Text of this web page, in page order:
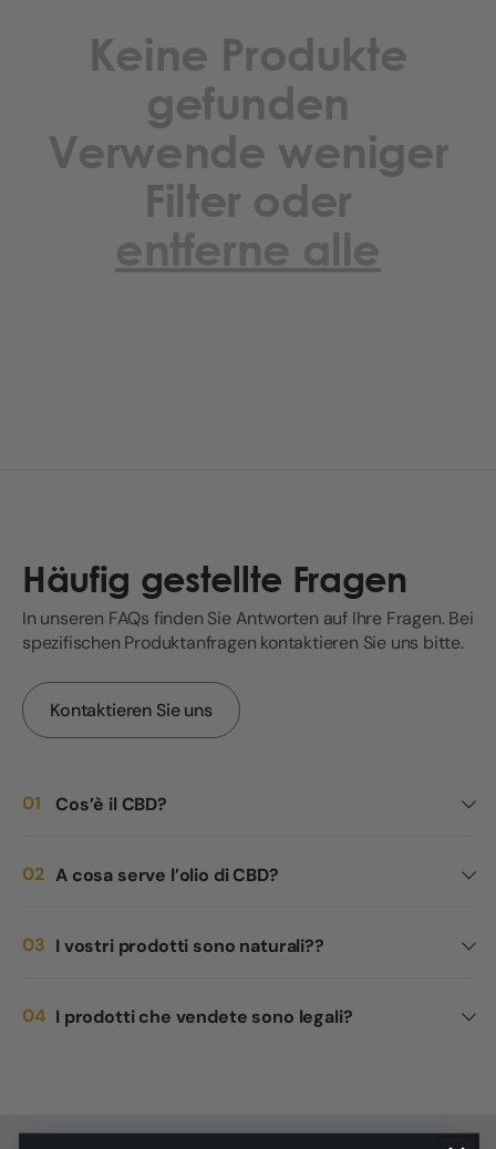
Keine Produkte
gefunden
Verwende weniger
Filter oder
entferne alle
Häufig gestellte Fragen
In unseren FAQs finden Sie Antworten auf Ihre Fragen. Bei
spezifischen Produktanfragen kontaktieren Sie uns bitte.
Kontaktieren Sie uns
Cos’è il CBD?
A cosa serve l’olio di CBD?
I vostri prodotti sono naturali??
I prodotti che vendete sono legali?